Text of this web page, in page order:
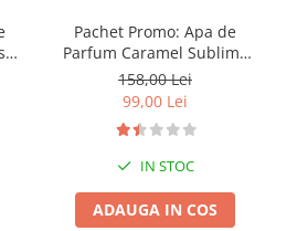
Pachet Promo: Apa de
Parfum Caramel Sublime
729 Les Secrets, 50 ml +
Spray de Corp Sensual
158,00 Lei
99,00 Lei
IN STOC
ADAUGA IN COS